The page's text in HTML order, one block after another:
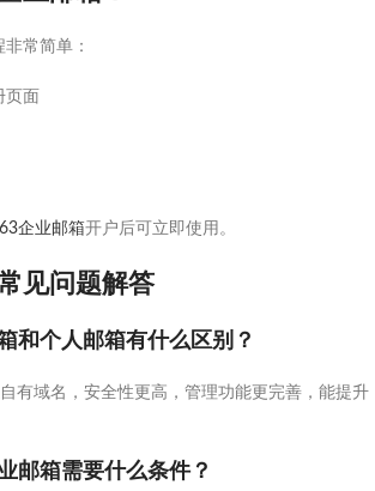
非常简单：
页面
企业邮箱开户后可立即使用。
见问题解答
和个人邮箱有什么区别？
有域名，安全性更高，管理功能更完善，能提升
邮箱需要什么条件？